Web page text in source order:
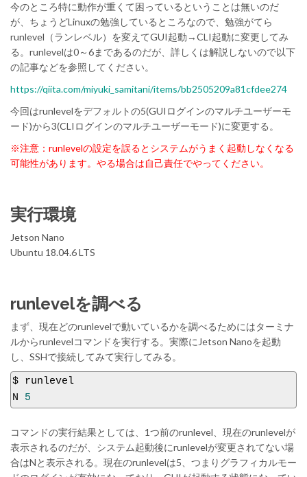
今のところ特に動作が重くて困っているということは無いのだ
が、ちょうどLinuxの勉強しているところなので、勉強がてら
runlevel（ランレベル）を変えてGUI起動→CLI起動に変更してみ
る。runlevelは0～6まであるのだが、詳しくは解説しないので以下
の記事などを参照してください。
https://qiita.com/miyuki_samitani/items/bb2505209a81cfdee274
今回はrunlevelをデフォルトの5(GUIログインのマルチユーザーモ
ード)から3(CLIログインのマルチユーザーモード)に変更する。
※注意：runlevelの設定を誤るとシステムがうまく起動しなくなる
可能性があります。やる場合は自己責任でやってください。
実行環境
Jetson Nano
Ubuntu 18.04.6 LTS
runlevelを調べる
まず、現在どのrunlevelで動いているかを調べるためにはターミナ
ルからrunlevelコマンドを実行する。実際にJetson Nanoを起動
し、SSHで接続してみて実行してみる。
$ runlevel
N 5
コマンドの実行結果としては、1つ前のrunlevel、現在のrunlevelが
表示されるのだが、システム起動後にrunlevelが変更されてない場
合はNと表示される。現在のrunlevelは5、つまりグラフィカルモー